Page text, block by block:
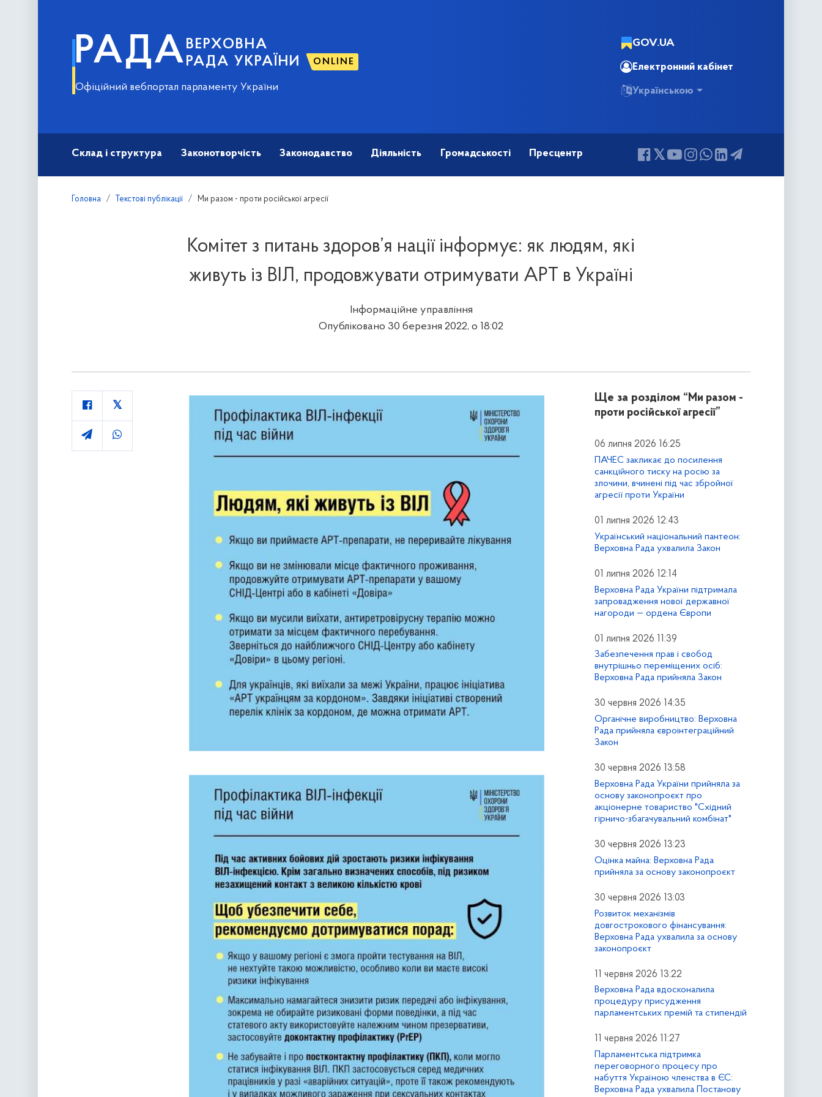
РАДА ВЕРХОВНА
РАДА УКРАЇНИ
ONLINE
Офіційний вебпортал парламенту України
GOV.UA
Електронний кабінет
Українською
Склад і структура Законотворчість Законодавство Діяльність Громадськості Пресцентр
Головна Текстові публікації Ми разом - проти російської агресії
Комітет з питань здоров’я нації інформує: як людям, які
живуть із ВІЛ, продовжувати отримувати АРТ в Україні
Інформаційне управління
Опубліковано 30 березня 2022, о 18:02
Ще за розділом “Ми разом -
проти російської агресії”
06 липня 2026 16:25
ПАЧЕС закликає до посилення
санкційного тиску на росію за
злочини, вчинені під час збройної
агресії проти України
01 липня 2026 12:43
Український національний пантеон:
Верховна Рада ухвалила Закон
01 липня 2026 12:14
Верховна Рада України підтримала
запровадження нової державної
нагороди — ордена Європи
01 липня 2026 11:39
Забезпечення прав і свобод
внутрішньо переміщених осіб:
Верховна Рада прийняла Закон
30 червня 2026 14:35
Органічне виробництво: Верховна
Рада прийняла євроінтеграційний
Закон
30 червня 2026 13:58
Верховна Рада України прийняла за
основу законопроєкт про
акціонерне товариство "Східний
гірничо-збагачувальний комбінат"
30 червня 2026 13:23
Оцінка майна: Верховна Рада
прийняла за основу законопроєкт
30 червня 2026 13:03
Розвиток механізмів
довгострокового фінансування:
Верховна Рада ухвалила за основу
законопроєкт
11 червня 2026 13:22
Верховна Рада вдосконалила
процедуру присудження
парламентських премій та стипендій
11 червня 2026 11:27
Парламентська підтримка
переговорного процесу про
набуття Україною членства в ЄС:
Верховна Рада ухвалила Постанову